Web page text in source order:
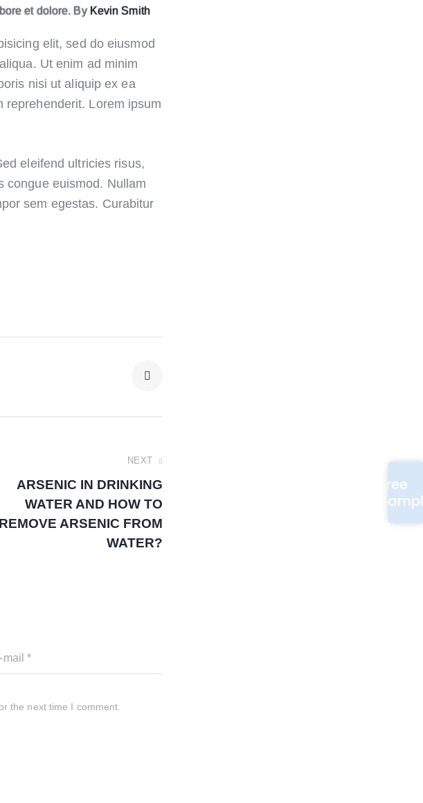
et dolore. By Kevin Smith
elit, sed do eiusmod
Ut enim ad minim
nisi ut aliquip ex ea
reprehenderit. Lorem ipsum
eleifend ultricies risus,
congue euismod. Nullam
sem egestas. Curabitur
NEXT
ARSENIC IN DRINKING
WATER AND HOW TO
REMOVE ARSENIC FROM
WATER?
the next time I comment.
Free